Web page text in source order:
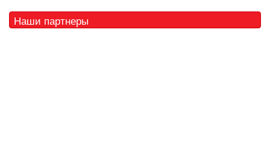
Наши партнеры